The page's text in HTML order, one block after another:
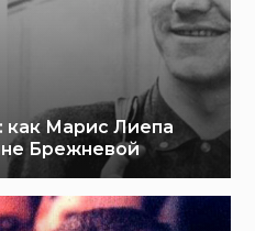
как Марис Лиепа
Брежневой